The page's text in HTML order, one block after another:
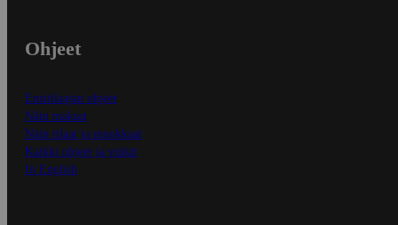
Ohjeet
Ensitilaajan ohjeet
Näin maksat
Näin tilaat ja muokkaat
Kaikki ohjeet ja vinkit
In English